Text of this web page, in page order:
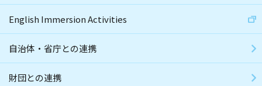
English Immersion Activities
自治体・省庁との連携
財団との連携